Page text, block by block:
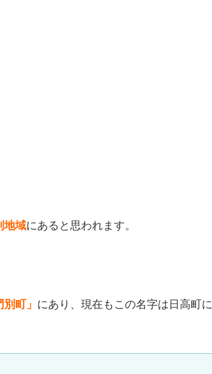
地域にあると思われます。
町」 にあり、現在もこの名字は日高町に